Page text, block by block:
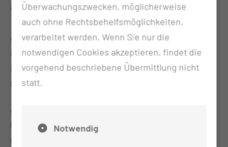
dem Gelände unseres Gesundheitscampus am
18.05.2020 eine Kindertagesstätte mit 168 Plätzen
eröffnen. Unter der Trägerschaft der Potsdamer
Kinderwelt gGmbHwerden ganztags Kinder im
Krippen- und Kindergartenalter, von acht Wochen
bis zum Schuleintritt, betreut.
Alle wichtigen Informationen zu unserer
betriebsnahen Kindertagesstätte finden Sie hier
oder in unserem Flyer.
Überwachungszwecken, möglicherweise
auch ohne Rechtsbehelfsmöglichkeiten,
verarbeitet werden. Wenn Sie nur die
notwendigen Cookies akzeptieren, findet die
vorgehend beschriebene Übermittlung nicht
statt.
Notwendig